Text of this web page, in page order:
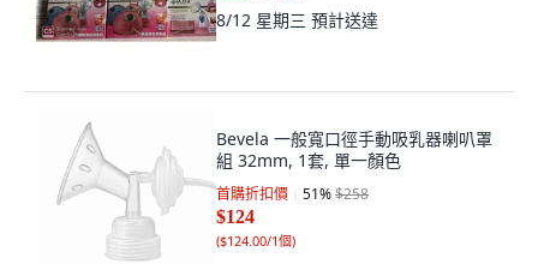
8/12 星期三 預計送達
Bevela 一般寬口徑手動吸乳器喇叭罩
組 32mm, 1套, 單一顏色
首購折扣價 51%$258
$124
($124.00/1個)